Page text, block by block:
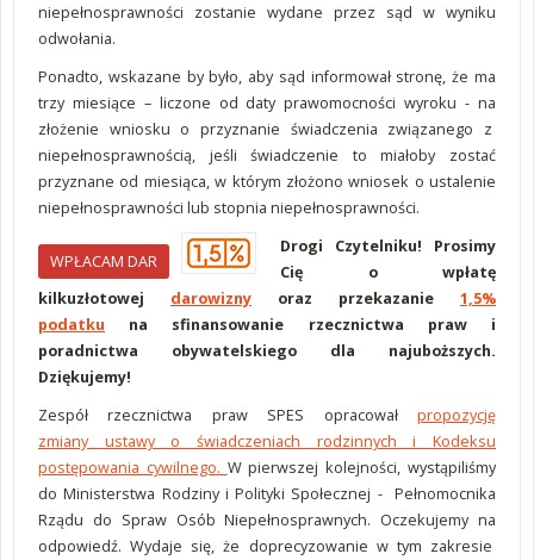
niepełnosprawności zostanie wydane przez sąd w wyniku
odwołania.
Ponadto, wskazane by było, aby sąd informował stronę, że ma
trzy miesiące – liczone od daty prawomocności wyroku - na
złożenie wniosku o przyznanie świadczenia związanego z
niepełnosprawnością, jeśli świadczenie to miałoby zostać
przyznane od miesiąca, w którym złożono wniosek o ustalenie
niepełnosprawności lub stopnia niepełnosprawności.
WPŁACAM DAR
Drogi Czytelniku! Prosimy
Cię o wpłatę
kilkuzłotowej darowizny oraz przekazanie 1,5%
podatku na sfinansowanie rzecznictwa praw i
poradnictwa obywatelskiego dla najuboższych.
Dziękujemy!
Zespół rzecznictwa praw SPES opracował propozycję
zmiany ustawy o świadczeniach rodzinnych i Kodeksu
postępowania cywilnego. W pierwszej kolejności, wystąpiliśmy
do Ministerstwa Rodziny i Polityki Społecznej - Pełnomocnika
Rządu do Spraw Osób Niepełnosprawnych. Oczekujemy na
odpowiedź. Wydaje się, że doprecyzowanie w tym zakresie